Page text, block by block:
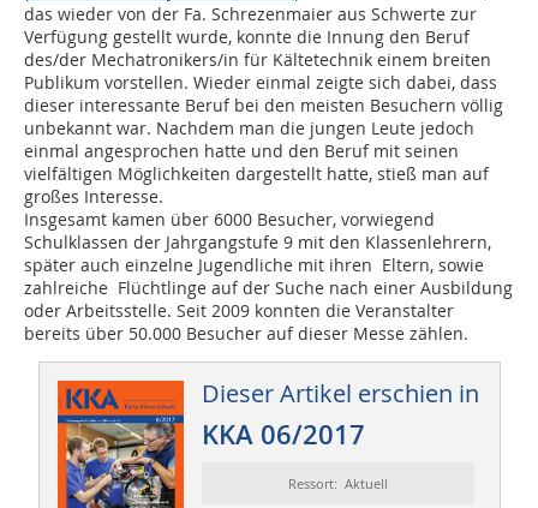
das wieder von der Fa. Schrezenmaier aus Schwerte zur
Verfügung gestellt wurde, konnte die Innung den Beruf
des/der Mechatronikers/in für Kältetechnik einem breiten
Publikum vorstellen. Wieder einmal zeigte sich dabei, dass
dieser interessante Beruf bei den meisten Besuchern völlig
unbekannt war. Nachdem man die jungen Leute jedoch
einmal angesprochen hatte und den Beruf mit seinen
vielfältigen Möglichkeiten dargestellt hatte, stieß man auf
großes Interesse.
Insgesamt kamen über 6000 Besucher, vorwiegend
Schulklassen der Jahrgangstufe 9 mit den Klassenlehrern,
später auch einzelne Jugendliche mit ihren Eltern, sowie
zahlreiche Flüchtlinge auf der Suche nach einer Ausbildung
oder Arbeitsstelle. Seit 2009 konnten die Veranstalter
bereits über 50.000 Besucher auf dieser Messe zählen.
Dieser Artikel erschien in
KKA 06/2017
Ressort: Aktuell